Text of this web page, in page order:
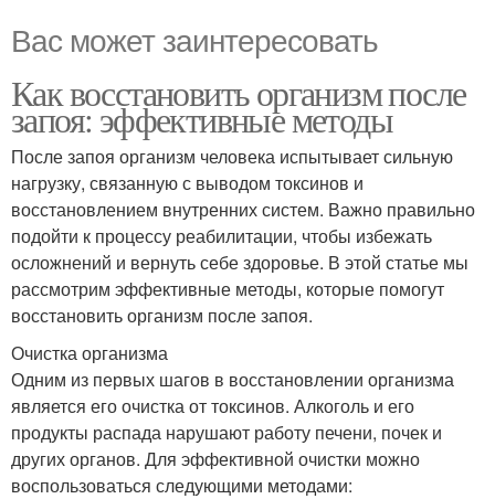
Вас может заинтересовать
Как восстановить организм после
запоя: эффективные методы
После запоя организм человека испытывает сильную
нагрузку, связанную с выводом токсинов и
восстановлением внутренних систем. Важно правильно
подойти к процессу реабилитации, чтобы избежать
осложнений и вернуть себе здоровье. В этой статье мы
рассмотрим эффективные методы, которые помогут
восстановить организм после запоя.
Очистка организма
Одним из первых шагов в восстановлении организма
является его очистка от токсинов. Алкоголь и его
продукты распада нарушают работу печени, почек и
других органов. Для эффективной очистки можно
воспользоваться следующими методами: